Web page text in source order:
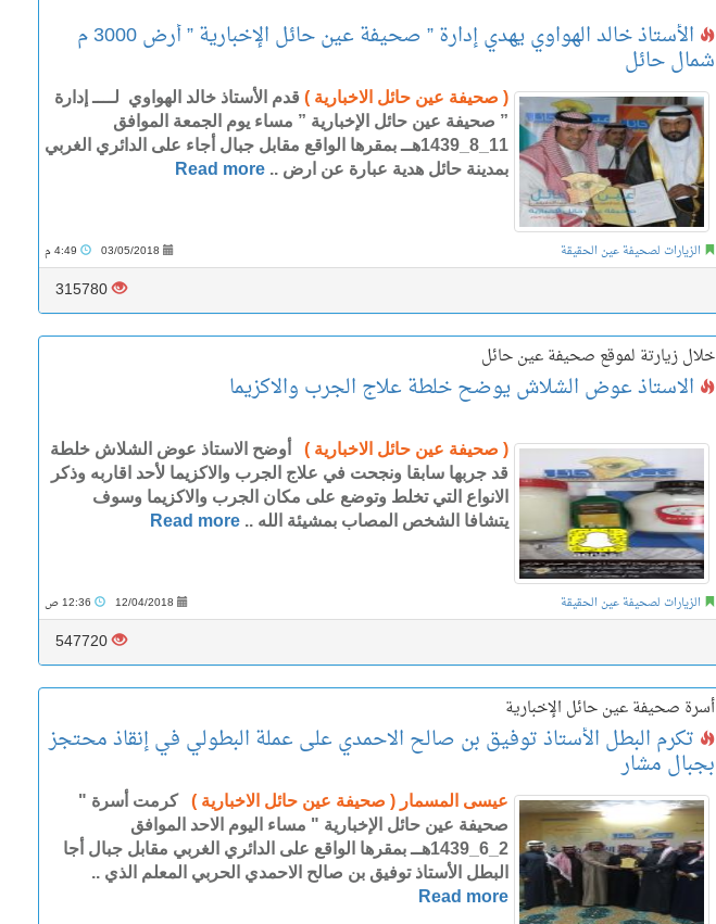
الأستاذ خالد الهواوي يهدي إدارة ” صحيفة عين حائل الإخبارية ” أرض 3000 م
شمال حائل
( صحيفة عين حائل الاخبارية ) قدم الأستاذ خالد الهواوي لــــ إدارة
” صحيفة عين حائل الإخبارية ” مساء يوم الجمعة الموافق
11_8_1439هــ بمقرها الواقع مقابل جبال أجاء على الدائري الغربي
بمدينة حائل هدية عبارة عن ارض .. Read more
الزيارات لصحيفة عين الحقيقة 03/05/2018
315780
خلال زيارتة لموقع صحيفة عين حائل
الاستاذ عوض الشلاش يوضح خلطة علاج الجرب والاكزيما
( صحيفة عين حائل الاخبارية )
أوضح الاستاذ عوض الشلاش خلطة
قد جربها سابقا ونجحت في علاج الجرب والاكزيما لأحد اقاربه وذكر
الانواع التي تخلط وتوضع على مكان الجرب والاكزيما وسوف
يتشافا الشخص المصاب بمشيئة الله .. Read more
الزيارات لصحيفة عين الحقيقة 12/04/2018
547720
أسرة صحيفة عين حائل الإخبارية
تكرم البطل الأستاذ توفيق بن صالح الاحمدي على عملة البطولي في إنقاذ محتجز
بجبال مشار
عيسى المسمار ( صحيفة عين حائل الاخبارية )
كرمت أسرة "
صحيفة عين حائل الإخبارية " مساء اليوم الاحد الموافق
2_6_1439هــ بمقرها الواقع على الدائري الغربي مقابل جبال أجا
البطل الأستاذ توفيق بن صالح الاحمدي الحربي المعلم الذي ..
Read more